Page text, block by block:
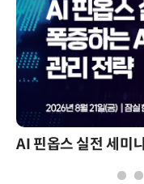
AI 핀옵스 실전 세미